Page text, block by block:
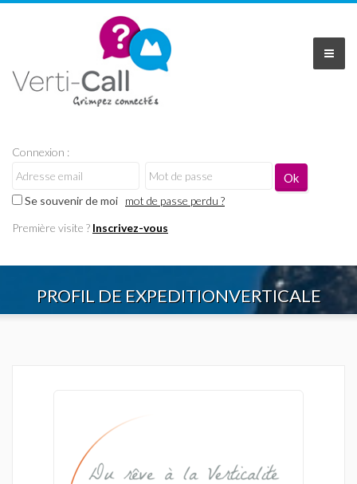
Connexion :
Se souvenir de moi mot de passe perdu ?
Première visite ? Inscrivez-vous
PROFIL DE EXPEDITIONVERTICALE